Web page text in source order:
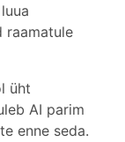
raamatule
üht
AI parim
enne seda.